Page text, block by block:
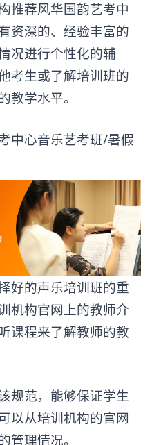
荐风华国韵艺考中
资深的、经验丰富的
况进行个性化的辅
考生或了解培训班的
教学水平。
心音乐艺考班/暑假
的声乐培训班的重
机构官网上的教师介
课程来了解教师的教
范，能够保证学生
以从培训机构的官网
管理情况。